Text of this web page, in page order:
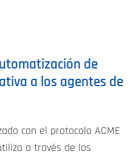
de
a los agentes de
con el protocolo ACME
a través de los